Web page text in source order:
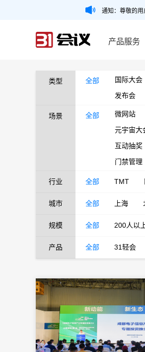
通知：尊敬的
产品服务
类型 全部 国际大会
发布会
场景 全部 微网站
元宇宙大
互动抽奖
门禁管理
行业 全部 TMT
城市 全部 上海
规模 全部 200人以
产品 全部 31轻会